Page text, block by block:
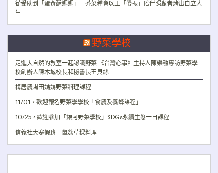
從受助到「蛋黃酥媽媽」 芥菜種會以工「帶振」陪伴照顧者烤出自立人
生
野菜學校
走進大自然的教室一起認識野菜 《台灣心事》主持人陳樂融專訪野菜學
校創辦人陳木城校長和秘書長王貝絲
梅居農場田媽媽野菜料理課程
11/01，歡迎報名野菜學學校「食農及養蜂課程」
10/25，歡迎參加「銀河野菜學校」SDGs永續生態一日課程
信義社大寒假班—鼠麴草粿料理